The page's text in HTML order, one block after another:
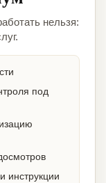
нельзя:
под
инструкции